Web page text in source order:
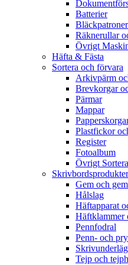
Batterier
Räknerullar
Övrigt
Häfta & Fästa
Sortera och förvara
Arkivpärm
Brevkorgar
Pärmar
Mappar
Plastfickor
Register
Fotoalbum
Övrigt
Skrivbordsprodukter
Gem och
Hålslag
Häftapparat
Häftklammer
Pennfodral
Penn- och
Tejp och